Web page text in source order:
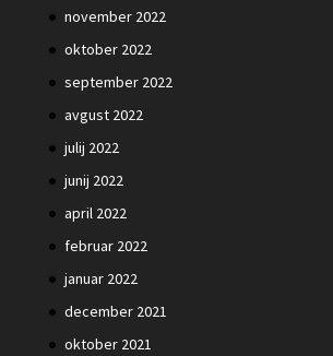
november 2022
oktober 2022
september 2022
avgust 2022
julij 2022
junij 2022
april 2022
februar 2022
januar 2022
december 2021
oktober 2021